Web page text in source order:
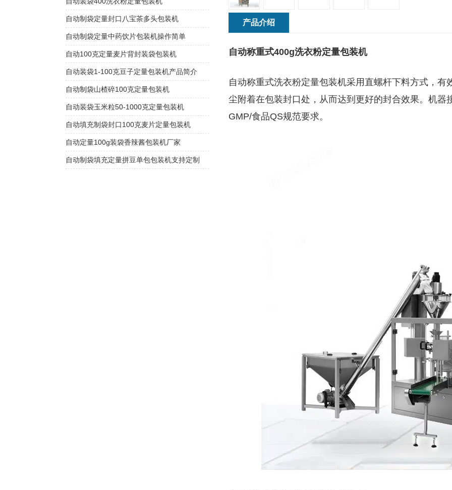
产品介绍
自动称重式400g洗衣粉定量包装机
自动称重式洗衣粉定量包装机采用直螺杆下料方式，有
尘附着在包装封口处，从而达到更好的封合效果。机器
GMP/食品QS规范要求。
自动制袋定量封口八宝茶多头包装机
自动制袋定量中药饮片包装机操作简单
自动100克定量麦片背封装袋包装机
自动装袋1-100克豆子定量包装机产品简介
自动制袋山楂碎100克定量包装机
自动装袋玉米粒50-1000克定量包装机
自动填充制袋封口100克麦片定量包装机
自动定量100g装袋香辣酱包装机厂家
自动制袋填充定量拼豆单包包装机支持定制